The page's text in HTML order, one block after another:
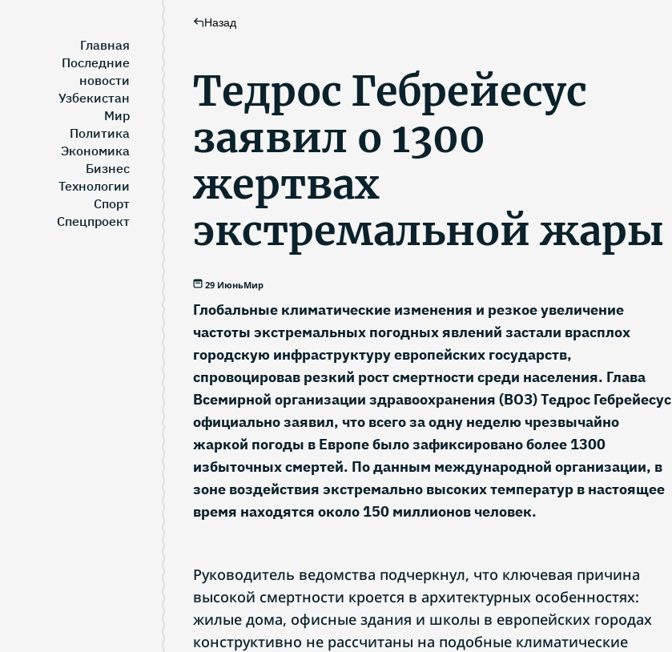
Главная
Последние
новости
Узбекистан
Мир
Политика
Экономика
Бизнес
Технологии
Спорт
Спецпроект
Назад
Тедрос Гебрейесус
заявил о 1300
жертвах
экстремальной жары
29 ИюньМир
Глобальные климатические изменения и резкое увеличение
частоты экстремальных погодных явлений застали врасплох
городскую инфраструктуру европейских государств,
спровоцировав резкий рост смертности среди населения. Глава
Всемирной организации здравоохранения (ВОЗ) Тедрос Гебрейесус
официально заявил, что всего за одну неделю чрезвычайно
жаркой погоды в Европе было зафиксировано более 1300
избыточных смертей. По данным международной организации, в
зоне воздействия экстремально высоких температур в настоящее
время находятся около 150 миллионов человек.
Руководитель ведомства подчеркнул, что ключевая причина
высокой смертности кроется в архитектурных особенностях:
жилые дома, офисные здания и школы в европейских городах
конструктивно не рассчитаны на подобные климатические